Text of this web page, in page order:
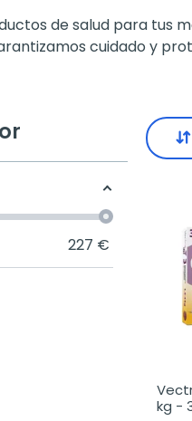
de salud para tus
cuidado y
227 €
kg -